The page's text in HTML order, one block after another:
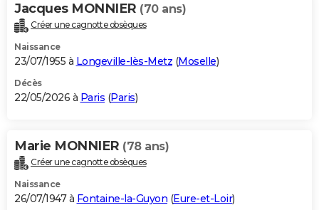
Jacques MONNIER (70 ans)
Créer une cagnotte obsèques
Naissance
23/07/1955 à Longeville-lès-Metz (Moselle)
Décès
22/05/2026 à Paris (Paris)
Marie MONNIER (78 ans)
Créer une cagnotte obsèques
Naissance
26/07/1947 à Fontaine-la-Guyon (Eure-et-Loir)